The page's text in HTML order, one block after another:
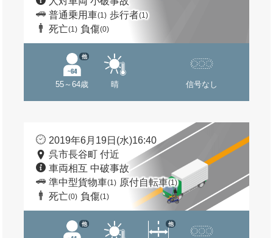
普通乗用車(1) 歩行者(1)
死亡(1) 負傷(0)
55～64歳
他
晴 信号なし
2019年6月19日(水)16:40
呉市長谷町 付近
車両相互 中破事故
準中型貨物車(1) 原付自転車(1)
死亡(0) 負傷(1)
他 他